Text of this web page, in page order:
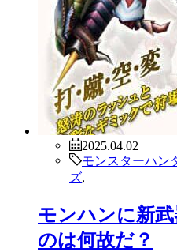
2025.04.02
モンスターハン
ズ
モンハンに新
のは何故だ？